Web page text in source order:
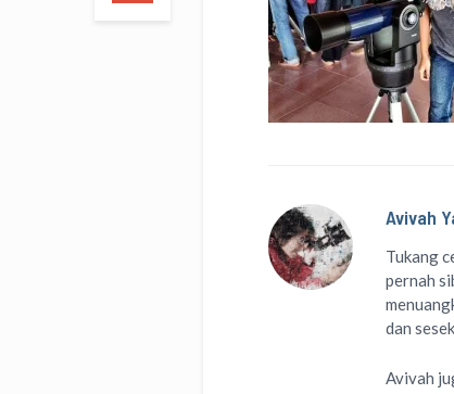
Avivah
Tukang
pernah
dan
Avivah